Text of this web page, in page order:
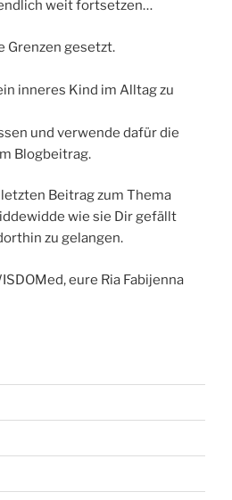
weit fortsetzen…
Grenzen gesetzt.
inneres Kind im Alltag zu
und verwende dafür die
Blogbeitrag.
Beitrag zum Thema
wie sie Dir gefällt
zu gelangen.
eure Ria Fabijenna